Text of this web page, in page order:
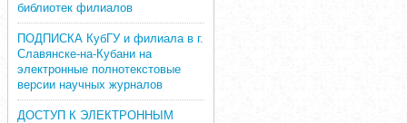
библиотек филиалов
ПОДПИСКА КубГУ и филиала в г.
Славянске-на-Кубани на
электронные полнотекстовые
версии научных журналов
ДОСТУП К ЭЛЕКТРОННЫМ